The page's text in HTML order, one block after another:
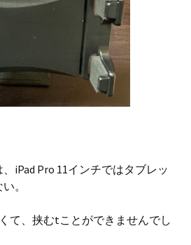
iPad Pro 11インチではタブレッ
。
て、挟むtことができませんでし